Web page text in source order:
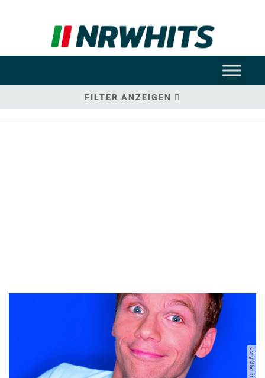
FILTER ANZEIGEN
Jörg Steinmetz